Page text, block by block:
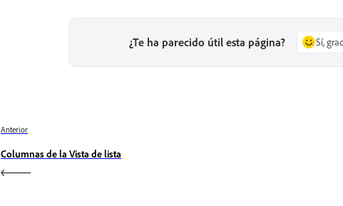
¿Te ha parecido útil esta página? Sí,
Anterior
Columnas de la Vista de lista